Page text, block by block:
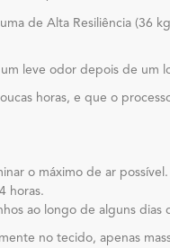
de Alta Resiliência (36
leve odor depois de um
horas, e que o
o máximo de ar possível.
horas.
ao longo de alguns dias
no tecido, apenas